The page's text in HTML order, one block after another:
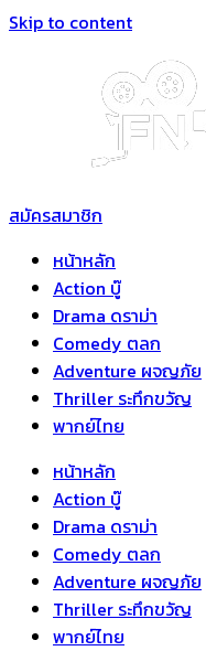
Skip to content
สมัครสมาชิก
หน้าหลัก
Action บู๊
Drama ดราม่า
Comedy ตลก
Adventure ผจญภัย
Thriller ระทึกขวัญ
พากย์ไทย
หน้าหลัก
Action บู๊
Drama ดราม่า
Comedy ตลก
Adventure ผจญภัย
Thriller ระทึกขวัญ
พากย์ไทย